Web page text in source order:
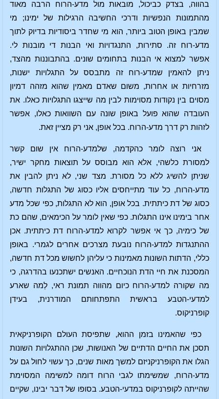
בהווה, בצדק כביכול, מובאות מול מדע-הרוח הרבה מאוד
מהתמונות הנפשיות ודרכי החשיבה הרגילות של ימינו; מי
שמבין באופן הטוב ביותר, הוא מי שחדר ביסודיות בדיוק לתוך
מדע-רוח זה. סתירות, התנגדויות ואי הבנות די מובנות לי.
אפשר למצוא אי הבנות בתחומים שונים. בהתבוננות מהצד,
ניתן להאמין שמדע-רוח זה מתבסס על התגלויות ישנות,
מזרחיות או אחרות, משום שאדם מאמין שהוא מזהה דמיון
מסוים בין נקודות מסוימות לבין מה שייצגו התגלויות כאלו. את
העובדה שהוא פועל באופן שונה עם השוואות כאלו, אפשר
לזהות רק דרך מדע-הרוח. בכל אופן, אני רק מציין זאת.
אני רוצה לומר כהקדמה, שלמדע-הרוח אין שום קשר
למסורת כלשהי, אלא הוא מבוסס על תוצאות מחקר ישיר,
שניתן להשיג ללא כל מסורת. מצד שני, לא ניתן להבין את
מדע-הרוח, כל עוד מתייחסים אליו כסוג של התגלות חדשה,
כסוג של דת כיתתית. בכל אופן, הוא לא התגלות, כפי שכל מדע
אחר בימינו אינו התגלות. כפי שאין לומר על הכימאים, שהם כת
של כימיה, כך אי אפשר לקרוא למדע-הרוח דת כיתתית. אכן
ההתנגדות למדע-הרוח נובעת מצרכים אחרים לגמרי. באופן
כללי, הדתות השונות מאמינות כי עליהן לחשוש מכל דת חדשה,
המסכנת את חיי הדת הנוכחיים. האנשים ישתכנעו בהדרגה, כי
מה שקורה למדע-הרוח כיום מהווה תמונת ראי, לְמה שארע
למדעי-הטבע בראשית התפתחותם המודרנית, בעידן
קופרניקוס.
כפי שהאמינו בזמן ההוא, שתפיסת העולם הקופרניקאית
תסכן את החיים הדתיים של האנושות, שכן ההתגלויות השונות
הגלו את הקופרניקניזם למשך מאות שנים, כך עשוי לחול גם על
מדע-הרוח, שמשימתו לגבי הרוח דומה למשימה המסוימת
שהייתה לקופרניקוס במדעי-הטבע. בסופו של דבר יבינו, שקיים